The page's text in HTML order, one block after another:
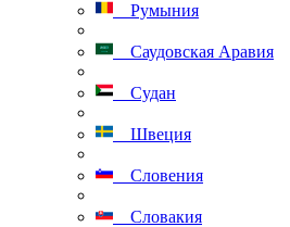
Румыния
Саудовская Аравия
Судан
Швеция
Словения
Словакия